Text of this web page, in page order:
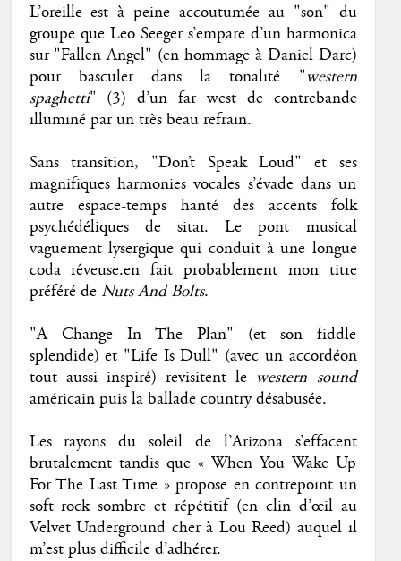
L’oreille est à peine accoutumée au "son" du
groupe que Leo Seeger s’empare d’un harmonica
sur "Fallen Angel" (en hommage à Daniel Darc)
pour basculer dans la tonalité "western
spaghetti" (3) d’un far west de contrebande
illuminé par un très beau refrain.
Sans transition, "Don’t Speak Loud" et ses
magnifiques harmonies vocales s’évade dans un
autre espace-temps hanté des accents folk
psychédéliques de sitar. Le pont musical
vaguement lysergique qui conduit à une longue
coda rêveuse.en fait probablement mon titre
préféré de Nuts And Bolts.
"A Change In The Plan" (et son fiddle
splendide) et "Life Is Dull" (avec un accordéon
tout aussi inspiré) revisitent le western sound
américain puis la ballade country désabusée.
Les rayons du soleil de l’Arizona s’effacent
brutalement tandis que « When You Wake Up
For The Last Time » propose en contrepoint un
soft rock sombre et répétitif (en clin d’œil au
Velvet Underground cher à Lou Reed) auquel il
m’est plus difficile d’adhérer.